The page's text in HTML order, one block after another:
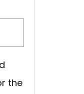
the